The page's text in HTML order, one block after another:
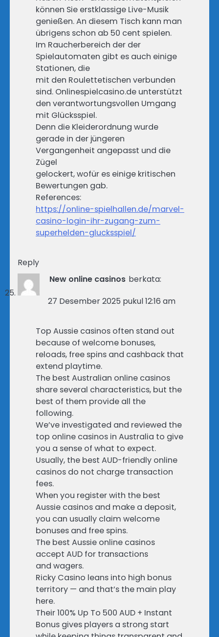
können Sie erstklassige Live-Musik
genießen. An diesem Tisch kann man
übrigens schon ab 50 cent spielen.
Im Raucherbereich der der
Spielautomaten gibt es auch einige
Stationen, die
mit den Roulettetischen verbunden
sind. Onlinespielcasino.de unterstützt
den verantwortungsvollen Umgang
mit Glücksspiel.
Denn die Kleiderordnung wurde
gerade in der jüngeren
Vergangenheit angepasst und die
Zügel
gelockert, wofür es einige kritischen
Bewertungen gab.
References:
https://online-spielhallen.de/marvel-
casino-login-ihr-zugang-zum-
superhelden-glucksspiel/
Reply
New online casinos berkata:
27 Desember 2025 pukul 12:16 am
Top Aussie casinos often stand out
because of welcome bonuses,
reloads, free spins and cashback that
extend playtime.
The best Australian online casinos
share several characteristics, but the
best of them provide all the
following.
We’ve investigated and reviewed the
top online casinos in Australia to give
you a sense of what to expect.
Usually, the best AUD-friendly online
casinos do not charge transaction
fees.
When you register with the best
Aussie casinos and make a deposit,
you can usually claim welcome
bonuses and free spins.
The best Aussie online casinos
accept AUD for transactions
and wagers.
Ricky Casino leans into high bonus
territory — and that’s the main play
here.
Their 100% Up To 500 AUD + Instant
Bonus gives players a strong start